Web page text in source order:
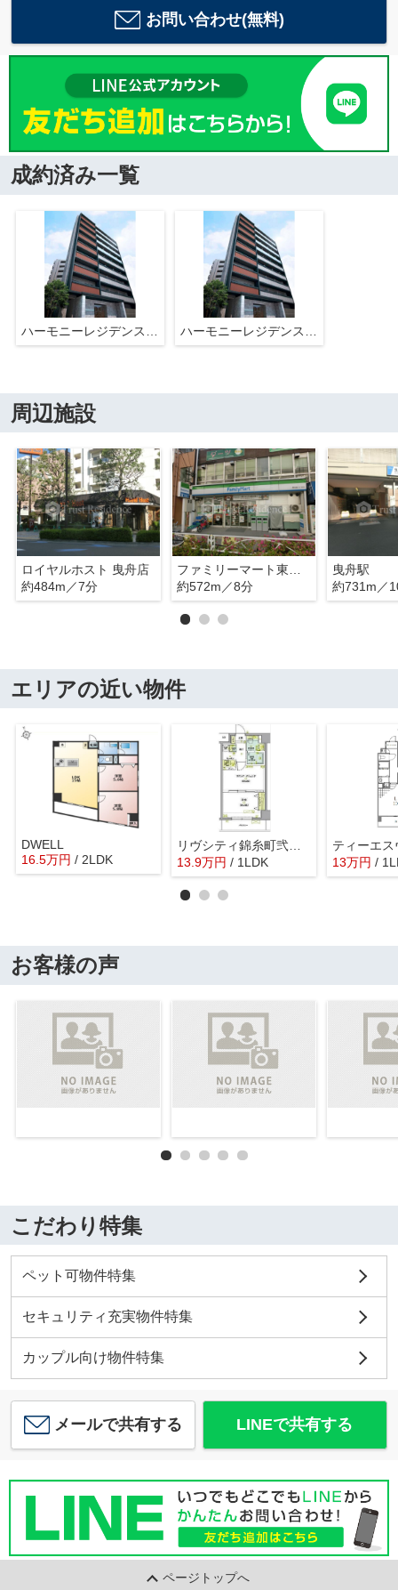
お問い合わせ(無料)
成約済み一覧
ハーモニーレジデンス東京イーストコア♯005 ハーモニーレジデンス東京イーストコア♯005
周辺施設
ロイヤルホスト 曳舟店
約484m／7分
約572m／8分
曳舟駅
約731m／
エリアの近い物件
DWELL
16.5万円 / 2LDK
13.9万円 / 1LDK 13万円 /
お客様の声
こだわり特集
ペット可物件特集
セキュリティ充実物件特集
カップル向け物件特集
メールで共有する LINEで共有する
ページトップへ